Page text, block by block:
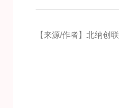
【来源/作者】北纳创联